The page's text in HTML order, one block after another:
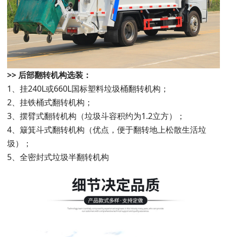
>> 后部翻转机构选装：
1、挂240L或660L国标塑料垃圾桶翻转机构；
2、挂铁桶式翻转机构；
3、摆臂式翻转机构（垃圾斗容积约为1.2立方）；
4、簸箕斗式翻转机构（优点，便于翻转地上松散生活垃
圾）；
5、全密封式垃圾半翻转机构